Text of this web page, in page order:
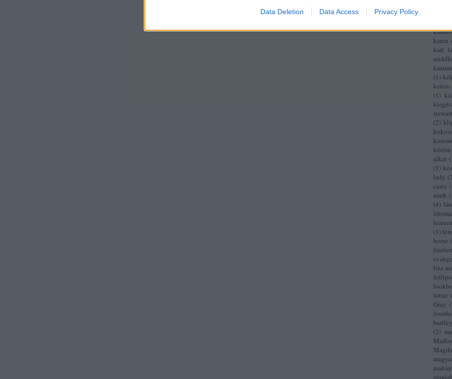
Data Deletion Data Access Privacy Policy
karen
karl
(1 ) kék
kenzo
(1 )
stewart
(2)
köröm
alkat (
(1 )
lady (2
casta (
mark (
(4)
(1 )
horse (
limited
liza
lottie
Gray (
bartley
(2)